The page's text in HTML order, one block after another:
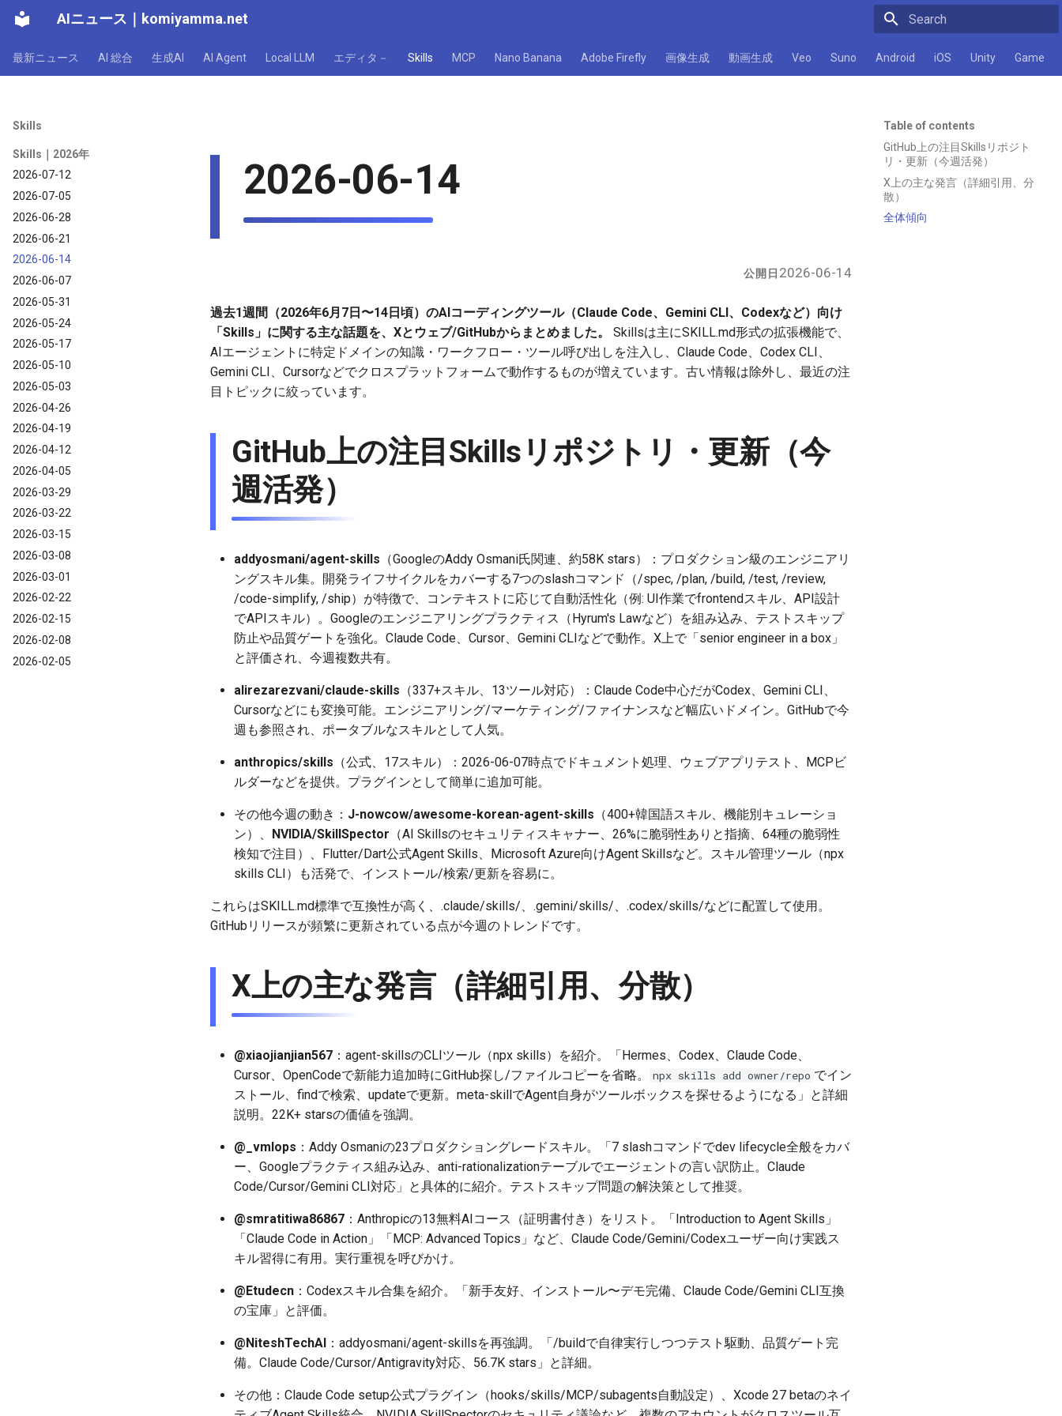
AIニュース komiyamma.net
最新ニュース AI 総合 生成AI AI Agent Local LLM エディタ－ Skills MCP Nano Banana Adobe Firefly 画像生成 動画生成 Veo Suno Android iOS Unity Game
Skills
Skills｜2026年
2026-07-12
2026-07-05
2026-06-28
2026-06-21
2026-06-14
2026-06-07
2026-05-31
2026-05-24
2026-05-17
2026-05-10
2026-05-03
2026-04-26
2026-04-19
2026-04-12
2026-04-05
2026-03-29
2026-03-22
2026-03-15
2026-03-08
2026-03-01
2026-02-22
2026-02-15
2026-02-08
2026-02-05
Table of contents
GitHub上の注目Skillsリポジト
リ・更新（今週活発）
X上の主な発言（詳細引用、分
散）
全体傾向
2026-06-14
公開日 2026-06-14
過去1週間（2026年6月7日〜14日頃）のAIコーディングツール（Claude Code、Gemini CLI、Codexなど）向け
「Skills」に関する主な話題を、Xとウェブ/GitHubからまとめました。
Skillsは主にSKILL.md形式の拡張機能で、
AIエージェントに特定ドメインの知識・ワークフロー・ツール呼び出しを注入し、Claude Code、Codex CLI、
Gemini CLI、Cursorなどでクロスプラットフォームで動作するものが増えています。古い情報は除外し、最近の注
目トピックに絞っています。
GitHub上の注目Skillsリポジトリ・更新（今
週活発）
addyosmani/agent-skills （GoogleのAddy Osmani氏関連、約58K stars）：プロダクション級のエンジニアリ
ングスキル集。開発ライフサイクルをカバーする7つのslashコマンド（/spec, /plan, /build, /test, /review,
/code-simplify, /ship）が特徴で、コンテキストに応じて自動活性化（例: UI作業でfrontendスキル、API設計
でAPIスキル）。Googleのエンジニアリングプラクティス（Hyrum's Lawなど）を組み込み、テストスキップ
防止や品質ゲートを強化。Claude Code、Cursor、Gemini CLIなどで動作。X上で「senior engineer in a box」
と評価され、今週複数共有。
alirezarezvani/claude-skills （337+スキル、13ツール対応）：Claude Code中心だがCodex、Gemini CLI、
Cursorなどにも変換可能。エンジニアリング/マーケティング/ファイナンスなど幅広いドメイン。GitHubで今
週も参照され、ポータブルなスキルとして人気。
anthropics/skills （公式、17スキル）：2026-06-07時点でドキュメント処理、ウェブアプリテスト、MCPビ
ルダーなどを提供。プラグインとして簡単に追加可能。
その他今週の動き： J-nowcow/awesome-korean-agent-skills （400+韓国語スキル、機能別キュレーショ
ン）、 NVIDIA/SkillSpector （AI Skillsのセキュリティスキャナー、26%に脆弱性ありと指摘、64種の脆弱性
検知で注目）、Flutter/Dart公式Agent Skills、Microsoft Azure向けAgent Skillsなど。スキル管理ツール（npx
skills CLI）も活発で、インストール/検索/更新を容易に。
これらはSKILL.md標準で互換性が高く、.claude/skills/、.gemini/skills/、.codex/skills/などに配置して使用。
GitHubリリースが頻繁に更新されている点が今週のトレンドです。
X上の主な発言（詳細引用、分散）
@xiaojianjian567 ：agent-skillsのCLIツール（npx skills）を紹介。「Hermes、Codex、Claude Code、
Cursor、OpenCodeで新能力追加時にGitHub探し/ファイルコピーを省略。
npx skills add owner/repo でイン
ストール、findで検索、updateで更新。meta-skillでAgent自身がツールボックスを探せるようになる」と詳細
説明。22K+ starsの価値を強調。
@_vmlops ：Addy Osmaniの23プロダクショングレードスキル。「7 slashコマンドでdev lifecycle全般をカバ
ー、Googleプラクティス組み込み、anti-rationalizationテーブルでエージェントの言い訳防止。Claude
Code/Cursor/Gemini CLI対応」と具体的に紹介。テストスキップ問題の解決策として推奨。
@smratitiwa86867 ：Anthropicの13無料AIコース（証明書付き）をリスト。「Introduction to Agent Skills」
「Claude Code in Action」「MCP: Advanced Topics」など、Claude Code/Gemini/Codexユーザー向け実践ス
キル習得に有用。実行重視を呼びかけ。
@Etudecn ：Codexスキル合集を紹介。「新手友好、インストール〜デモ完備、Claude Code/Gemini CLI互換
の宝庫」と評価。
@NiteshTechAI ：addyosmani/agent-skillsを再強調。「/buildで自律実行しつつテスト駆動、品質ゲート完
備。Claude Code/Cursor/Antigravity対応、56.7K stars」と詳細。
その他：Claude Code setup公式プラグイン（hooks/skills/MCP/subagents自動設定）、Xcode 27 betaのネイ